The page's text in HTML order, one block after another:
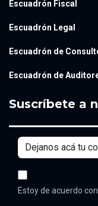
Escuadrón Fiscal
Escuadrón Legal
Escuadrón de
Escuadrón de
Suscríbete a
Estoy de acuerdo